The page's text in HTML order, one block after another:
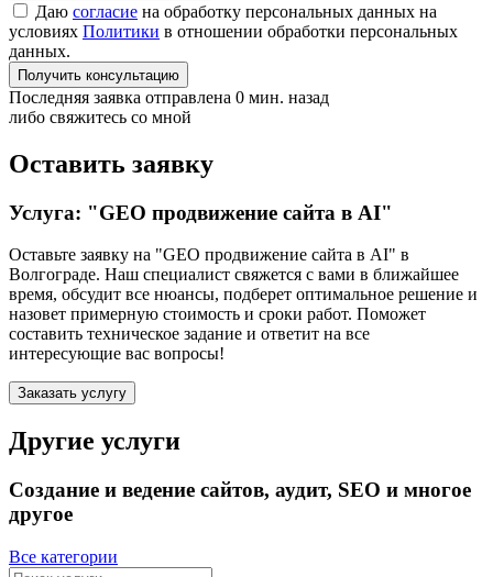
Даю согласие на обработку персональных данных на
условиях Политики в отношении обработки персональных
данных.
Получить консультацию
Последняя заявка отправлена 0 мин. назад
либо свяжитесь со мной
Оставить заявку
Услуга: "GEO продвижение сайта в AI"
Оставьте заявку на "GEO продвижение сайта в AI" в
Волгограде. Наш специалист свяжется с вами в ближайшее
время, обсудит все нюансы, подберет оптимальное решение и
назовет примерную стоимость и сроки работ. Поможет
составить техническое задание и ответит на все
интересующие вас вопросы!
Заказать услугу
Другие услуги
Создание и ведение сайтов, аудит, SEO и многое
другое
Все категории